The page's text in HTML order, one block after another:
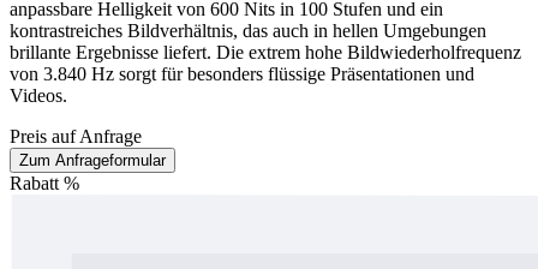
anpassbare Helligkeit von 600 Nits in 100 Stufen und ein
kontrastreiches Bildverhältnis, das auch in hellen Umgebungen
brillante Ergebnisse liefert. Die extrem hohe Bildwiederholfrequenz
von 3.840 Hz sorgt für besonders flüssige Präsentationen und
Videos.
Preis auf Anfrage
Zum Anfrageformular
Rabatt %